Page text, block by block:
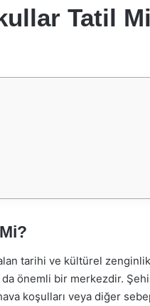
Tatil
tarihi ve kültürel
da önemli bir merkezdir.
koşulları veya diğer